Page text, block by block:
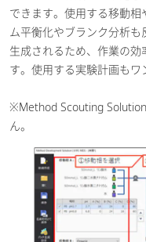
できます。使用する移動
ム平衡化やブランク分析
生成されるため、作業の
す。使用する実験計画もワ
※Method Scouting
ん。